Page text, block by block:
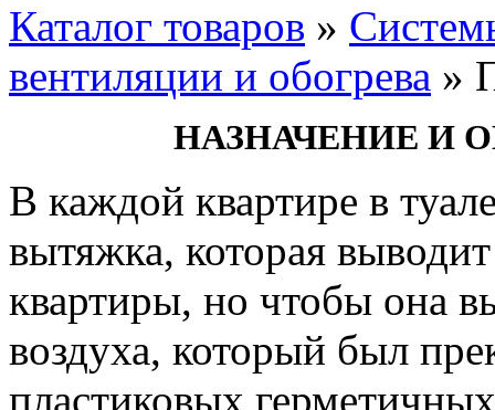
Каталог товаров »
вентиляции и обогрева »
НАЗНАЧЕНИЕ И
В каждой квартире в
вытяжка, которая
квартиры, но чтобы она
воздуха, который был
пластиковых